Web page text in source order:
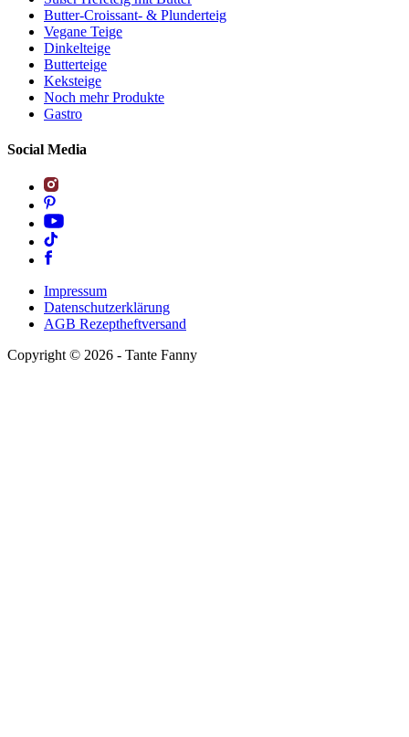
Butter-Croissant- & Plunderteig
Vegane Teige
Dinkelteige
Butterteige
Keksteige
Noch mehr Produkte
Gastro
Social Media
Impressum
Datenschutzerklärung
AGB Rezeptheftversand
Copyright © 2026 - Tante Fanny